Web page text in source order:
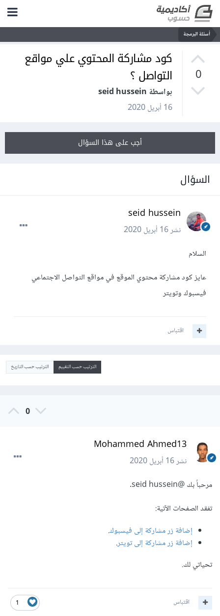
أسئلة البرمجة
0
كود مشاركة المحتوي علي مواقع
التواصل ؟
بواسطة seid hussein
16 أبريل 2020
أجب على هذا السؤال
السؤال
seid hussein
نشر16 أبريل 2020
السلام
عايز كود مشاركة محتوي الموقع في مواقع التواصل الاجتماعي
فيسبوك وتويتر
اقتباس
الترتيب حسب التقييم الترتيب حسب التاريخ
0
Mohammed Ahmed13
نشر16 أبريل 2020
مرحباً بك@seid hussein
.
تفقد الصفحات الآتية:
إضافة زر مشاركة إلى فيسبوك.
إضافة زر مشاركة إلى تويتر.
تحياتي لك.
1 اقتباس